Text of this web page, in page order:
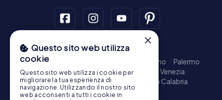
Tour a piedi
Roma - Centro Storico Torino
Palermo
Genova
Bologna Firenze Bari Catania
Venezia
Messina
Padova Trieste Taranto
Reggio Calabria
Brescia
Parma Prato Modena
×
Questo sito web utilizza
cookie
Questo sito web utilizza i cookie per
migliorare la tua esperienza di
navigazione. Utilizzando il nostro sito
web acconsenti a tutti i cookie in